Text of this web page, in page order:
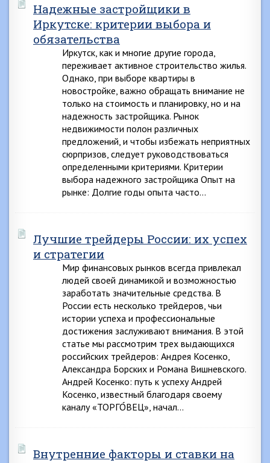
Надежные застройщики в
Иркутске: критерии выбора и
обязательства
Иркутск, как и многие другие города,
переживает активное строительство жилья.
Однако, при выборе квартиры в
новостройке, важно обращать внимание не
только на стоимость и планировку, но и на
надежность застройщика. Рынок
недвижимости полон различных
предложений, и чтобы избежать неприятных
сюрпризов, следует руководствоваться
определенными критериями. Критерии
выбора надежного застройщика Опыт на
рынке: Долгие годы опыта часто…
Лучшие трейдеры России: их успех
и стратегии
Мир финансовых рынков всегда привлекал
людей своей динамикой и возможностью
заработать значительные средства. В
России есть несколько трейдеров, чьи
истории успеха и профессиональные
достижения заслуживают внимания. В этой
статье мы рассмотрим трех выдающихся
российских трейдеров: Андрея Косенко,
Александра Борских и Романа Вишневского.
Андрей Косенко: путь к успеху Андрей
Косенко, известный благодаря своему
каналу «ТОРГО́ВЕЦ», начал…
Внутренние факторы и ставки на